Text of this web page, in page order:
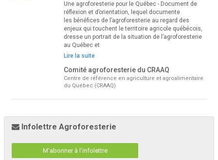
Une agroforesterie pour le Québec - Document de
réflexion et d’orientation, lequel documente
les bénéfices de l’agroforesterie au regard des
enjeux qui touchent le territoire agricole québécois,
dresse un portrait de la situation de l’agroforesterie
au Québec et
Lire la suite
Comité agroforesterie du CRAAQ
Centre de référence en agriculture et agroalimentaire
du Québec (CRAAQ)
Infolettre Agroforesterie
M'abonner à l'infolettre